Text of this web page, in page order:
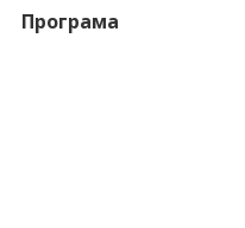
Програма